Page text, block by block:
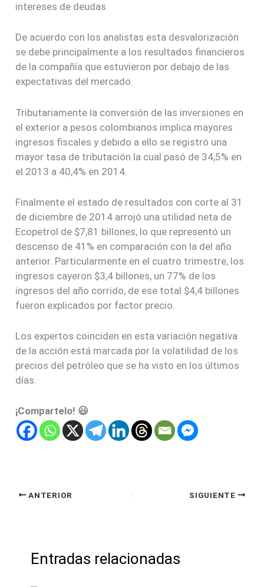
intereses de deudas.
De acuerdo con los analistas esta desvalorización
se debe principalmente a los resultados financieros
de la compañía que estuvieron por debajo de las
expectativas del mercado.
Tributariamente la conversión de las inversiones en
el exterior a pesos colombianos implica mayores
ingresos fiscales y debido a ello se registró una
mayor tasa de tributación la cual pasó de 34,5% en
el 2013 a 40,4% en 2014.
Finalmente el estado de resultados con corte al 31
de diciembre de 2014 arrojó una utilidad neta de
Ecopetrol de $7,81 billones, lo que representó un
descenso de 41% en comparación con la del año
anterior. Particularmente en el cuatro trimestre, los
ingresos cayeron $3,4 billones, un 77% de los
ingresos del año corrido, de ese total $4,4 billones
fueron explicados por factor precio.
Los expertos coinciden en esta variación negativa
de la acción está marcada por la volatilidad de los
precios del petróleo que se ha visto en los últimos
días.
¡Compartelo! 😃
ANTERIOR SIGUIENTE
Entradas relacionadas